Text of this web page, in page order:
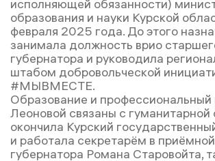
исполняющей обязанности)
образования и науки Курской
февраля 2025 года. До этого
занимала должность врио
губернатора и руководила
штабом добровольческой
#МЫВМЕСТЕ.
Образование и профессиональный
Леоновой связаны с
окончила Курский
и работала секретарём в
губернатора Романа Старовойта,